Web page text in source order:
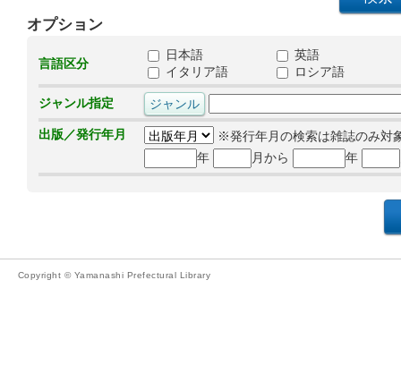
オプション
言語区分
日本語
英語
イタリア語
ロシア語
ジャンル指定
出版／発行年月
※発行年月の検索は雑誌のみ対
年
月から 年
Copyright © Yamanashi Prefectural Library